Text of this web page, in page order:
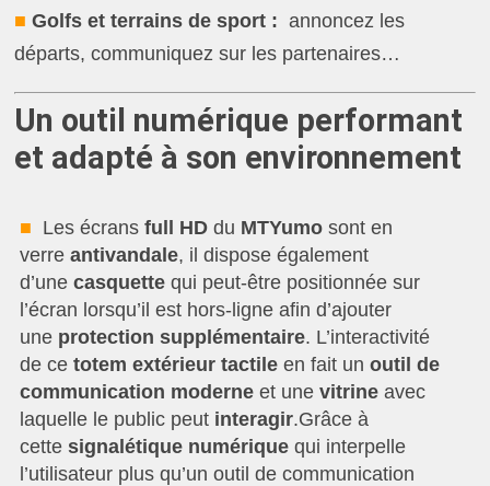
■ Golfs et terrains de sport : annoncez les
départs, communiquez sur les partenaires…
Un outil numérique performant
et adapté à son environnement
■ Les écransfull HD du MTYumo sont en
verreantivandale, il dispose également
d’unecasquette qui peut-être positionnée sur
l’écran lorsqu’il est hors-ligne afin d’ajouter
une protection supplémentaire. L’interactivité
de cetotem extérieur tactile en fait unoutil de
communication moderne et unevitrine avec
laquelle le public peut interagir.Grâce à
cettesignalétique numérique qui interpelle
l’utilisateur plus qu’un outil de communication